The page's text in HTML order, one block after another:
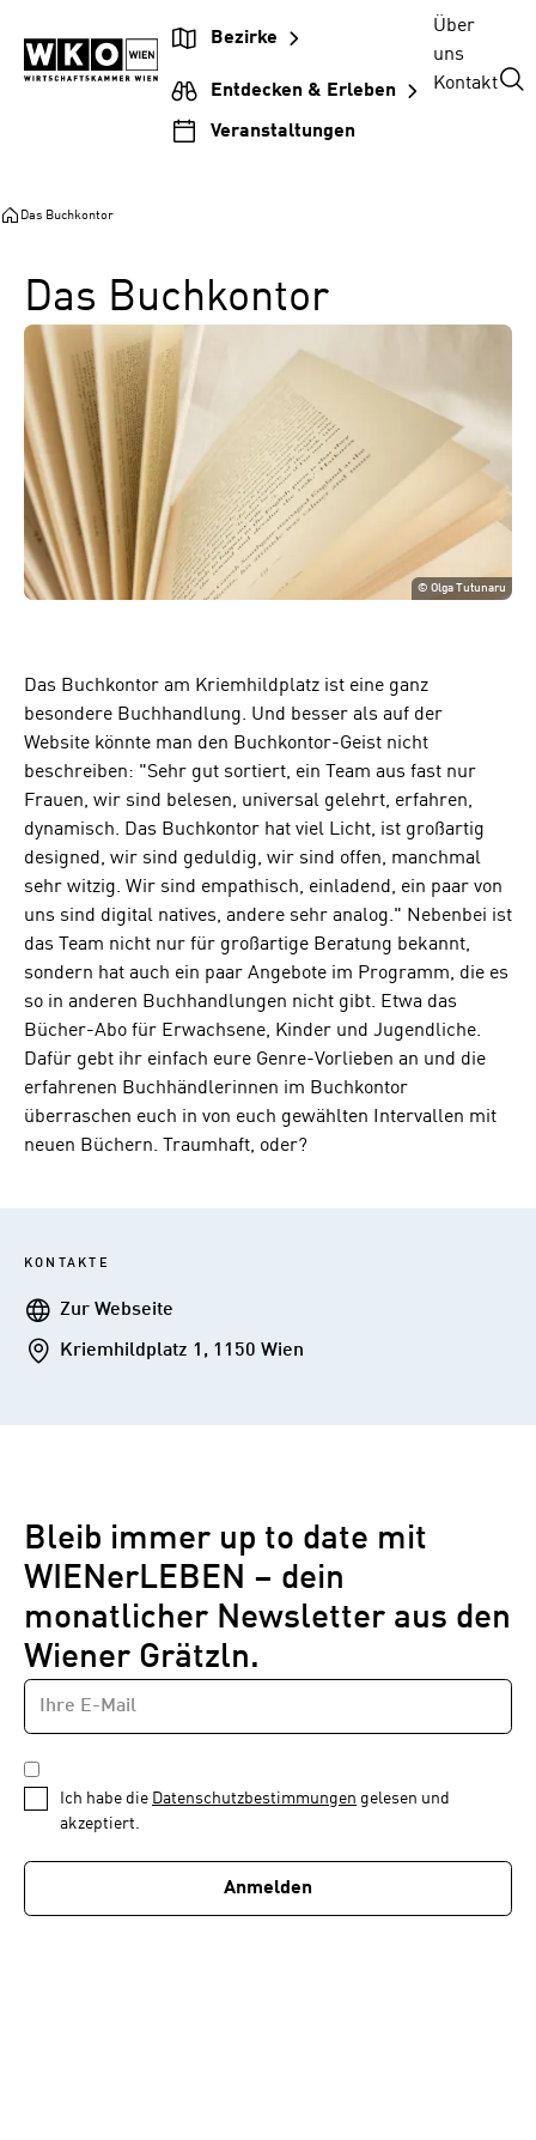
Inhalt
springen
Hauptnavigation
springen
Footer
springen
Bezirke
Entdecken & Erleben
Veranstaltungen
Über
uns
Kontakt
Das Buchkontor
Das Buchkontor
©Olga Tutunaru
Das Buchkontor am Kriemhildplatz ist eine ganz
besondere Buchhandlung. Und besser als auf der
Website könnte man den Buchkontor-Geist nicht
beschreiben: "Sehr gut sortiert, ein Team aus fast nur
Frauen, wir sind belesen, universal gelehrt, erfahren,
dynamisch. Das Buchkontor hat viel Licht, ist großartig
designed, wir sind geduldig, wir sind offen, manchmal
sehr witzig. Wir sind empathisch, einladend, ein paar von
uns sind digital natives, andere sehr analog." Nebenbei ist
das Team nicht nur für großartige Beratung bekannt,
sondern hat auch ein paar Angebote im Programm, die es
so in anderen Buchhandlungen nicht gibt. Etwa das
Bücher-Abo für Erwachsene, Kinder und Jugendliche.
Dafür gebt ihr einfach eure Genre-Vorlieben an und die
erfahrenen Buchhändlerinnen im Buchkontor
überraschen euch in von euch gewählten Intervallen mit
neuen Büchern. Traumhaft, oder?
KONTAKTE
WebseiteZur Webseite
AddresseKriemhildplatz 1, 1150 Wien
Bleib immer up to date mit
WIENerLEBEN – dein
monatlicher Newsletter aus den
Wiener Grätzln.
Newsletter
1
von
E-
MAIL-
ADRESSE
DATENSCHUTZBESTIMMUNGEN
*
Ich habe die Datenschutzbestimmungen gelesen und
akzeptiert.
Anmelden